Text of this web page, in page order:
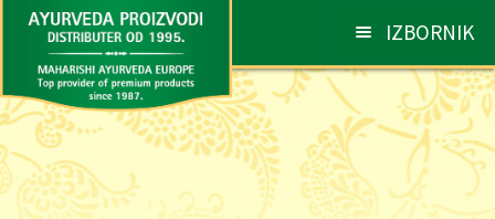
Preskoči
na
navigaciju
Skoči
do
sadržaja
IZBORNIK
AYURVEDA
PROIZVODI